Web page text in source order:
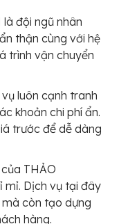
đội ngũ nhân
thận cùng với hệ
trình vận chuyển
luôn cạnh tranh
khoản chi phí ẩn.
trước để dễ dàng
THẢO
mỉ. Dịch vụ tại đây
còn tạo dựng
hàng.